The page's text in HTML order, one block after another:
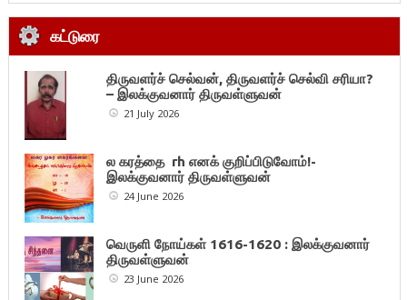
கட்டுரை
திருவளர்ச் செல்வன், திருவளர்ச் செல்வி சரியா?
– இலக்குவனார் திருவள்ளுவன்
21 July 2026
ல கரத்தை rh எனக் குறிப்பிடுவோம்!-
இலக்குவனார் திருவள்ளுவன்
24 June 2026
வெருளி நோய்கள் 1616-1620 : இலக்குவனார்
திருவள்ளுவன்
23 June 2026